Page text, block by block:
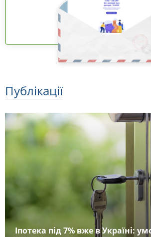
Публікації
Іпотека під 7% вже в Україні: